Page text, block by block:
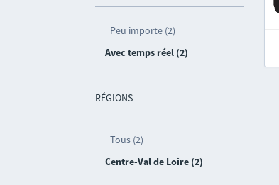
Peu importe (2)
Avec temps réel (2)
RÉGIONS
Tous (2)
Centre-Val de Loire (2)